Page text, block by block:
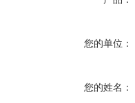
您的单位：
您的姓名：